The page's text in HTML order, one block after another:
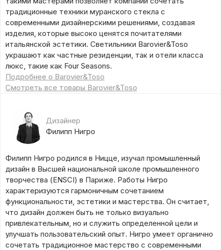
традиционные техники муранского стекла с
современными дизайнерскими решениями, создавая
изделия, которые высоко ценятся почитателями
итальянской эстетики. Светильники Barovier&Toso
украшают как частные резиденции, так и отели класса
люкс, такие как Four Seasons.
Подробнее о Barovier&Toso
Смотреть все товары Barovier&Toso
Дизайнер
Филипп Нигро
Филипп Нигро родился в Ницце, изучал промышленный
дизайн в Высшей национальной школе промышленного
творчества (ENSCI) в Париже. Работы Нигро
характеризуются гармоничным сочетанием
функциональности, эстетики и мастерства. Он считает,
что дизайн должен быть не только визуально
привлекательным, но и служить определенной цели и
улучшать пользовательский опыт. Нигро умеет органично
сочетать традиционное мастерство с современными